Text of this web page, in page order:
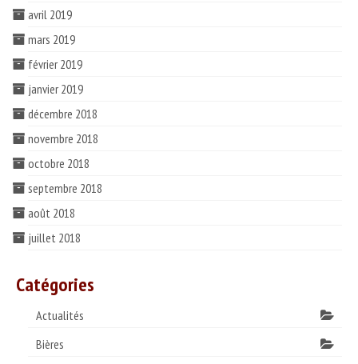
avril 2019
mars 2019
février 2019
janvier 2019
décembre 2018
novembre 2018
octobre 2018
septembre 2018
août 2018
juillet 2018
Catégories
Actualités
Bières